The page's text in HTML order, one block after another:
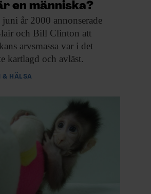
en människa?
juni år 2000 annonserade
och Bill Clinton att
arvsmassa var i det
kartlagd och avläst.
& HÄLSA